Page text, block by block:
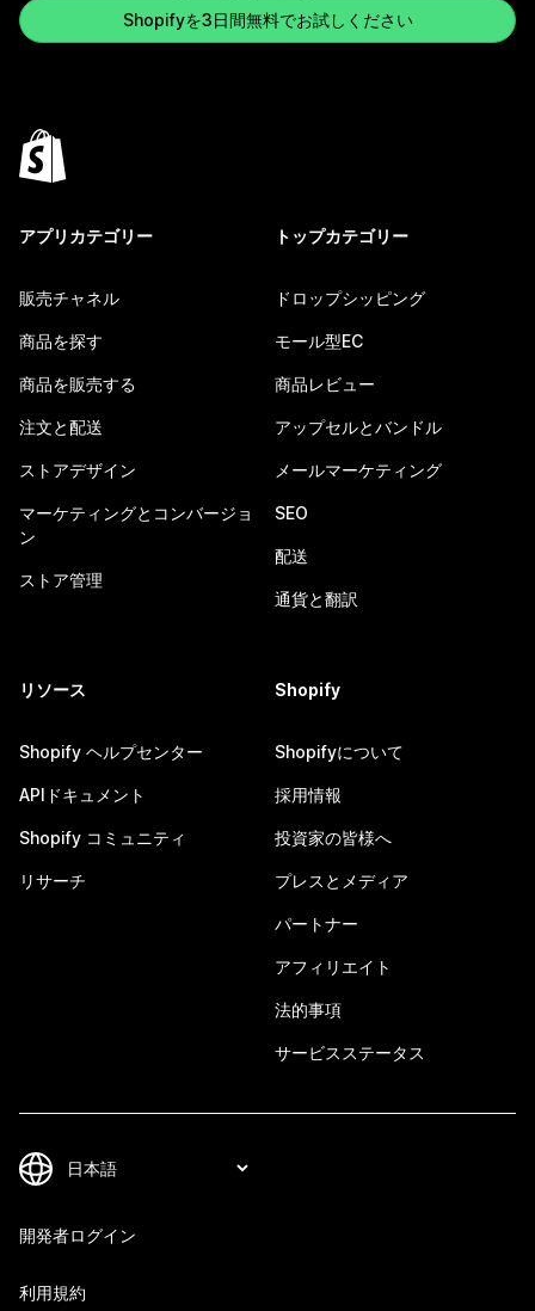
Shopifyを3日間無料でお試しください
アプリカテゴリー
販売チャネル
商品を探す
商品を販売する
注文と配送
ストアデザイン
マーケティングとコンバージョ
ン
ストア管理
トップカテゴリー
ドロップシッピング
モール型EC
商品レビュー
アップセルとバンドル
メールマーケティング
SEO
配送
通貨と翻訳
リソース
Shopify ヘルプセンター
APIドキュメント
Shopify コミュニティ
リサーチ
Shopify
Shopifyについて
採用情報
投資家の皆様へ
プレスとメディア
パートナー
アフィリエイト
法的事項
サービスステータス
開発者ログイン
利用規約